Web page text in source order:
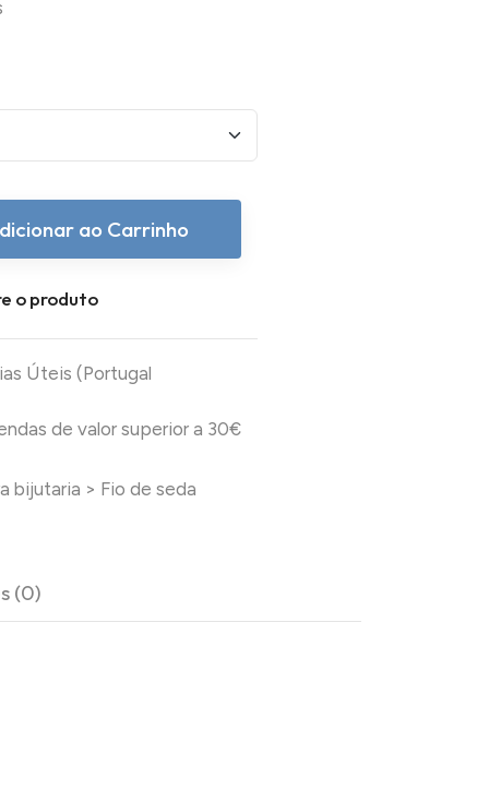
ao Carrinho
o produto
Úteis (Portugal
de valor superior a 30€
bijutaria > Fio de seda
(0)